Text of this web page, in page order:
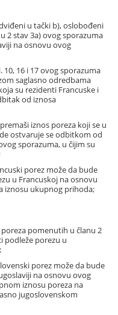
u tački b), oslobođeni
2 stav 3a) ovog sporazuma
na osnovu ovog
16 i 17 ovog sporazuma
saglasno odredbama
su rezidenti Francuske i
od iznosa
iznos poreza koji se u
ostvaruje se odbitkom od
sporazuma, u čijim su
porez može da bude
u Francuskoj na osnovu
iznosu ukupnog prihoda;
pomenutih u članu 2
podleže porezu u
porez može da bude
na osnovu ovog
iznosu poreza na
jugoslovenskom